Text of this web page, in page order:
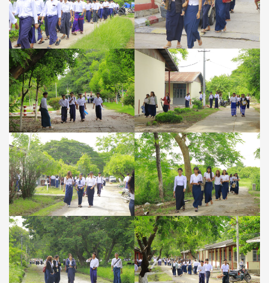
များ
အစားထိုး
စာမေးပွဲ
အေးချမ်း
အဆင်ပြေ
စွာ
ကျောင်း
တက်
ရောက်
ဖြေ
ဆို
သည့်
မှတ်တမ်း
များ